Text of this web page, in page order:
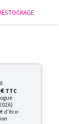
TTC
d'éco-